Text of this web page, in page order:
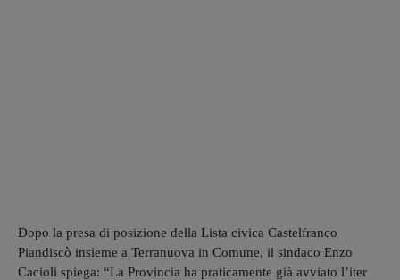
Dopo la presa di posizione della Lista civica Castelfranco
Piandiscò insieme a Terranuova in Comune, il sindaco Enzo
Cacioli spiega: “La Provincia ha praticamente già avviato l’iter